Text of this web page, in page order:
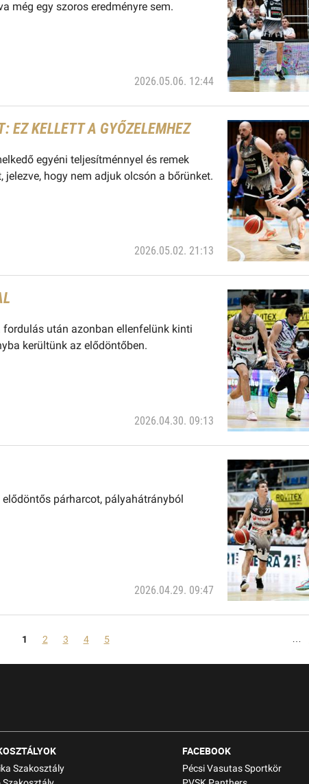
még egy szoros eredményre sem.
2026.05.06. 12:44
EZ KELLETT A GYŐZELEMHEZ
egyéni teljesítménnyel és remek
hogy nem adjuk olcsón a bőrünket.
2026.05.02. 21:13
után azonban ellenfelünk kinti
kerültünk az elődöntőben.
2026.04.30. 09:13
párharcot, pályahátrányból
2026.04.29. 09:47
…
1 2 3 4 5
Szakosztály
FACEBOOK
Pécsi Vasutas Sportkör